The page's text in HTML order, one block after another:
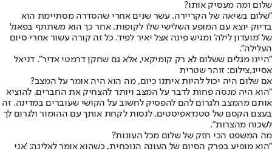
שלום ומה מעסיק אותו?
"שלום בשיאה של הקריירה. עשר שנים אחרי שהסדרה מסתיימת הוא
בדיוק יוצא עם המופע השלישי שלו לקופות. אחר כך הוא משתתף בפאנל
של 'מועדון לילה' ומגיש פינה אצל יאיר לפיד. כל זה קורה עשור אחרי סיום
העלילה".
"היינו מגלים ששלום לא רק קומיקאי, אלא גם שחקן דרמטי אדיר". דניאל
אסייג,צילום: זוהר שטרית
אם שלום היה יכול להיות איתנו כיום, מה הוא היה אומר על המצב?
"הוא היה מנסה פחות לדבר על המצב ויותר להצחיק את החברים, להוציא
אותם מהמצב ולגרום להם להפסיק לחשוב על הקושי שעוברים במדינה. זה
בעצם הקסם של סטנדאפיסטים, לנסות לקחת אותך עם ההומור ולגרום לך
לשכוח מהצרות".
מה המשפט הכי חזק של שלום מכל העונות?
"הוא מופיע בפרק הסיום של העונה הנוכחית, כשהוא אומר לאלינה: 'אני